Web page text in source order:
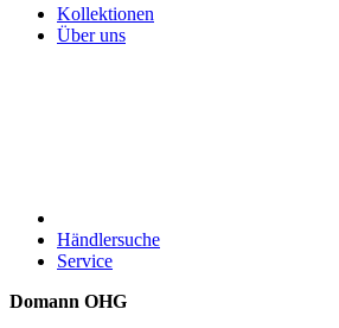
Kollektionen
Über uns
Händlersuche
Service
Domann OHG